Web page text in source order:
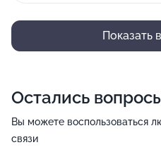
Показать
Остались
Вы можете воспользоваться
связи